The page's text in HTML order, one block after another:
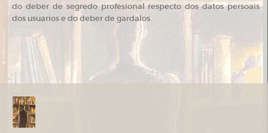
do deber de segredo profesional respecto dos datos persoais
dos usuarios e do deber de gardalos.